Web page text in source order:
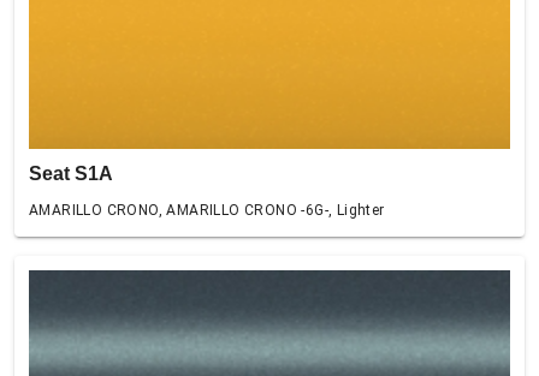
Seat S1A
AMARILLO CRONO, AMARILLO CRONO -6G-, Lighter